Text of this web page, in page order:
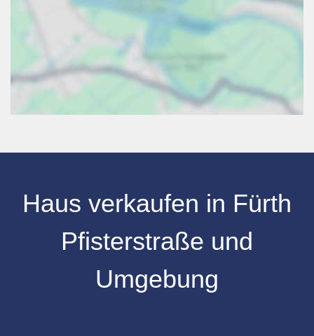
Haus verkaufen in Fürth
Pfisterstraße und
Umgebung